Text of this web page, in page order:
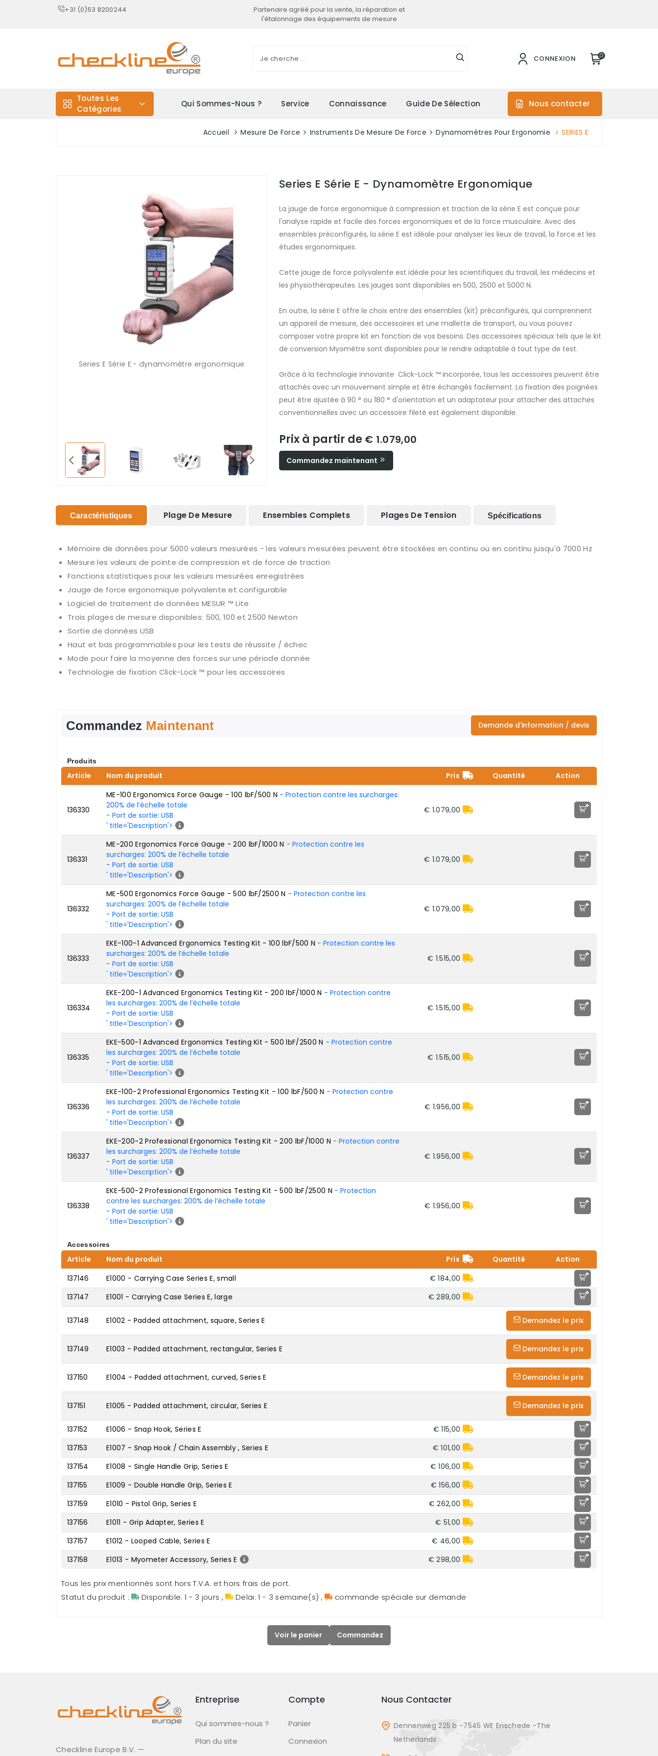
+31 (0)53 8200244
Partenaire agréé pour la vente, la réparation et
l'étalonnage des équipements de mesure
CONNEXION 0
Toutes Les
Catégories
Qui Sommes-Nous ? Service Connaissance Guide De Sélection Nous contacter
Accueil Mesure De Force Instruments De Mesure De Force Dynamomètres Pour Ergonomie SERIES E
Series E Série E - dynamomètre ergonomique
polyvalente
Series E Série E - Dynamomètre Ergonomique
La jauge de force ergonomique à compression et traction de la série E est conçue pour
l'analyse rapide et facile des forces ergonomiques et de la force musculaire. Avec des
ensembles préconfigurés, la série E est idéale pour analyser les lieux de travail, la force et les
études ergonomiques.
Cette jauge de force polyvalente est idéale pour les scientifiques du travail, les médecins et
les physiothérapeutes. Les jauges sont disponibles en 500, 2500 et 5000 N.
En outre, la série E offre le choix entre des ensembles (kit) préconfigurés, qui comprennent
un appareil de mesure, des accessoires et une mallette de transport, ou vous pouvez
composer votre propre kit en fonction de vos besoins. Des accessoires spéciaux tels que le kit
de conversion Myomètre sont disponibles pour le rendre adaptable à tout type de test.
Grâce à la technologie innovante Click-Lock ™ incorporée, tous les accessoires peuvent être
attachés avec un mouvement simple et être échangés facilement. La fixation des poignées
peut être ajustée à 90 ° ou 180 ° d'orientation et un adaptateur pour attacher des attaches
conventionnelles avec un accessoire fileté est également disponible.
Prix à partir de € 1.079,00
Commandez maintenant
Caractéristiques Plage De Mesure Ensembles Complets Plages De Tension Spécifications
Mémoire de données pour 5000 valeurs mesurées - les valeurs mesurées peuvent être stockées en continu ou en continu jusqu'à 7000 Hz
Mesure les valeurs de pointe de compression et de force de traction
Fonctions statistiques pour les valeurs mesurées enregistrées
Jauge de force ergonomique polyvalente et configurable
Logiciel de traitement de données MESUR ™ Lite
Trois plages de mesure disponibles: 500, 100 et 2500 Newton
Sortie de données USB
Haut et bas programmables pour les tests de réussite / échec
Mode pour faire la moyenne des forces sur une période donnée
Technologie de fixation Click-Lock ™ pour les accessoires
Commandez Maintenant Demande d'information / devis
Produits
Article Nom du produit Prix Quantité Action
136330
ME-100 Ergonomics Force Gauge - 100 lbF/500 N - Protection contre les surcharges:
200% de l’échelle totale
- Port de sortie: USB
' title='Description'>
€ 1.079,00 +
136331
ME-200 Ergonomics Force Gauge - 200 lbF/1000 N - Protection contre les
surcharges: 200% de l’échelle totale
- Port de sortie: USB
' title='Description'>
€ 1.079,00 +
136332
ME-500 Ergonomics Force Gauge - 500 lbF/2500 N - Protection contre les
surcharges: 200% de l’échelle totale
- Port de sortie: USB
' title='Description'>
€ 1.079,00 +
136333
EKE-100-1 Advanced Ergonomics Testing Kit - 100 lbF/500 N - Protection contre les
surcharges: 200% de l’échelle totale
- Port de sortie: USB
' title='Description'>
€ 1.515,00 +
136334
EKE-200-1 Advanced Ergonomics Testing Kit - 200 lbF/1000 N - Protection contre
les surcharges: 200% de l’échelle totale
- Port de sortie: USB
' title='Description'>
€ 1.515,00 +
136335
EKE-500-1 Advanced Ergonomics Testing Kit - 500 lbF/2500 N - Protection contre
les surcharges: 200% de l’échelle totale
- Port de sortie: USB
' title='Description'>
€ 1.515,00 +
136336
EKE-100-2 Professional Ergonomics Testing Kit - 100 lbF/500 N - Protection contre
les surcharges: 200% de l’échelle totale
- Port de sortie: USB
' title='Description'>
€ 1.956,00 +
136337
EKE-200-2 Professional Ergonomics Testing Kit - 200 lbF/1000 N - Protection contre
les surcharges: 200% de l’échelle totale
- Port de sortie: USB
' title='Description'>
€ 1.956,00 +
136338
EKE-500-2 Professional Ergonomics Testing Kit - 500 lbF/2500 N - Protection
contre les surcharges: 200% de l’échelle totale
- Port de sortie: USB
' title='Description'>
€ 1.956,00 +
Accessoires
Article Nom du produit Prix Quantité
Action
137146
E1000 - Carrying Case Series E, small € 184,00 +
137147 E1001 - Carrying Case Series E, large € 289,00 +
137148 E1002 - Padded attachment, square, Series E Demandez le prix
137149 E1003 - Padded attachment, rectangular, Series E Demandez le prix
137150 E1004 - Padded attachment, curved, Series E Demandez le prix
137151 E1005 - Padded attachment, circular, Series E Demandez le prix
137152 E1006 - Snap Hook, Series E € 115,00 +
137153 E1007 - Snap Hook / Chain Assembly , Series E € 101,00 +
137154 E1008 - Single Handle Grip, Series E € 106,00 +
137155 E1009 - Double Handle Grip, Series E € 156,00 +
137159 E1010 - Pistol Grip, Series E € 262,00 +
137156 E1011 - Grip Adapter, Series E € 51,00 +
137157 E1012 - Looped Cable, Series E € 46,00 +
137158 E1013 - Myometer Accessory, Series E € 298,00 +
Tous les prix mentionnés sont hors T.V.A. et hors frais de port.
Statut du produit :
Disponible: 1 - 3 jours , Delai: 1 - 3 semaine(s) , commande spéciale sur demande
Voir le panier Commandez
Checkline Europe B.V. —
Entreprise
Qui sommes-nous ?
Plan du site
Compte
Panier
Connexion
Nous Contacter
Dennenweg 225 b -7545 WE Enschede -The
Netherlands